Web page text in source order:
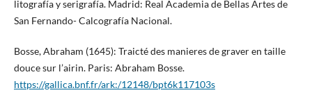
litografía y serigrafía. Madrid: Real Academia de Bellas Artes de
San Fernando- Calcografía Nacional.
Bosse, Abraham (1645): Traicté des manieres de graver en taille
douce sur l’airin. Paris: Abraham Bosse.
https://gallica.bnf.fr/ark:/12148/bpt6k117103s